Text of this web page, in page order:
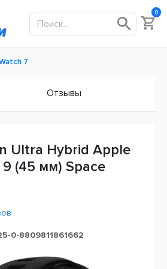
0
7
Отзывы
Ultra Hybrid Apple
(45 мм) Space
0-8809811861662